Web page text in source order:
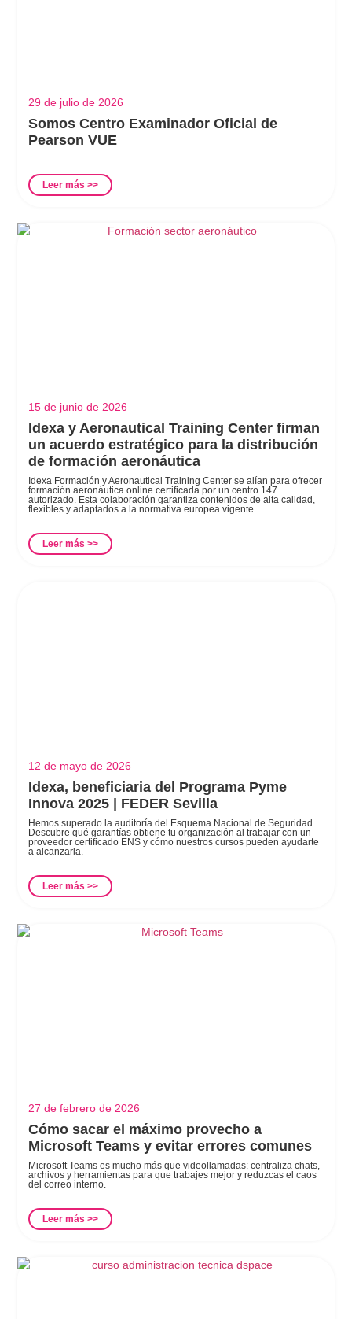
29 de julio de 2026
Somos Centro Examinador Oficial de
Pearson VUE
Leer más >>
15 de junio de 2026
Idexa y Aeronautical Training Center firman
un acuerdo estratégico para la distribución
de formación aeronáutica
Idexa Formación y Aeronautical Training Center se alían para ofrecer
formación aeronáutica online certificada por un centro 147
autorizado. Esta colaboración garantiza contenidos de alta calidad,
flexibles y adaptados a la normativa europea vigente.
Leer más >>
12 de mayo de 2026
Idexa, beneficiaria del Programa Pyme
Innova 2025 | FEDER Sevilla
Hemos superado la auditoría del Esquema Nacional de Seguridad.
Descubre qué garantías obtiene tu organización al trabajar con un
proveedor certificado ENS y cómo nuestros cursos pueden ayudarte
a alcanzarla.
Leer más >>
27 de febrero de 2026
Cómo sacar el máximo provecho a
Microsoft Teams y evitar errores comunes
Microsoft Teams es mucho más que videollamadas: centraliza chats,
archivos y herramientas para que trabajes mejor y reduzcas el caos
del correo interno.
Leer más >>